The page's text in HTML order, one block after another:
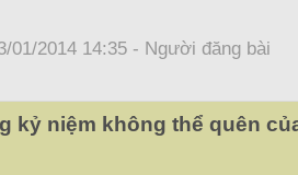
01/2014 14:35 - Người đăng bài
kỷ niệm không thể quên